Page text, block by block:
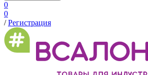
0
0
/ Регистрация